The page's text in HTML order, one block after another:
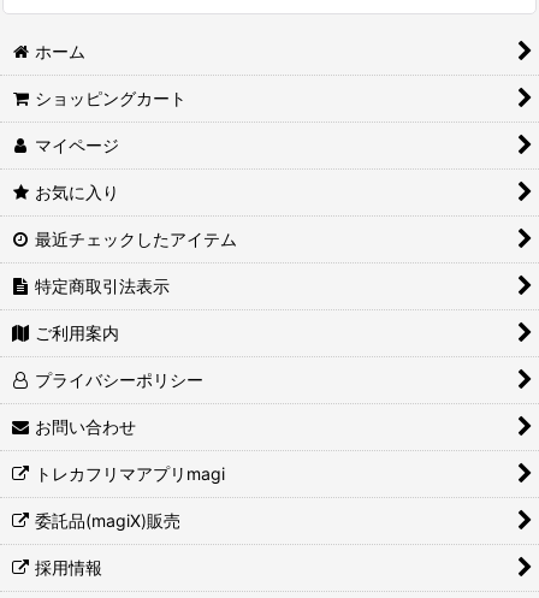
ホーム
ショッピングカート
マイページ
お気に入り
最近チェックしたアイテム
特定商取引法表示
ご利用案内
プライバシーポリシー
お問い合わせ
トレカフリマアプリmagi
委託品(magiX)販売
採用情報